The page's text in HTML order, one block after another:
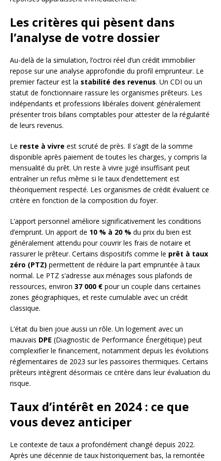
Les critères qui pèsent dans
l’analyse de votre dossier
Au-delà de la simulation, l’octroi réel d’un crédit immobilier
repose sur une analyse approfondie du profil emprunteur. Le
premier facteur est la stabilité des revenus. Un CDI ou un
statut de fonctionnaire rassure les organismes prêteurs. Les
indépendants et professions libérales doivent généralement
présenter trois bilans comptables pour attester de la régularité
de leurs revenus.
Le reste à vivre est scruté de près. Il s’agit de la somme
disponible après paiement de toutes les charges, y compris la
mensualité du prêt. Un reste à vivre jugé insuffisant peut
entraîner un refus même si le taux d’endettement est
théoriquement respecté. Les organismes de crédit évaluent ce
critère en fonction de la composition du foyer.
L’apport personnel améliore significativement les conditions
d’emprunt. Un apport de 10 % à 20 % du prix du bien est
généralement attendu pour couvrir les frais de notaire et
rassurer le prêteur. Certains dispositifs comme le prêt à taux
zéro (PTZ) permettent de réduire la part empruntée à taux
normal. Le PTZ s’adresse aux ménages sous plafonds de
ressources, environ 37 000 € pour un couple dans certaines
zones géographiques, et reste cumulable avec un crédit
classique.
L’état du bien joue aussi un rôle. Un logement avec un
mauvais DPE (Diagnostic de Performance Énergétique) peut
complexifier le financement, notamment depuis les évolutions
réglementaires de 2023 sur les passoires thermiques. Certains
prêteurs intègrent désormais ce critère dans leur évaluation du
risque.
Taux d’intérêt en 2024 : ce que
vous devez anticiper
Le contexte de taux a profondément changé depuis 2022.
Après une décennie de taux historiquement bas, la remontée